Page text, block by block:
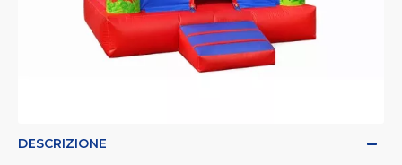
DESCRIZIONE